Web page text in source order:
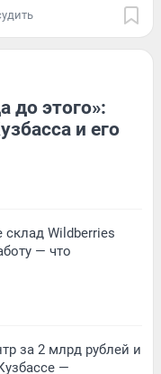
до этого»:
и его
Wildberries
— что
за 2 млрд рублей и
—